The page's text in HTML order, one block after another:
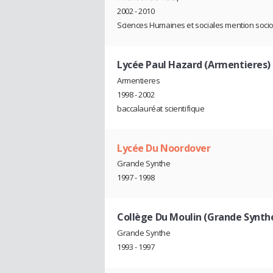
2002 - 2010
Sciences Humaines et sociales mention
Lycée Paul Hazard (Armentieres)
Armentieres
1998 - 2002
baccalauréat scientifique
Lycée Du Noordover
Grande Synthe
1997 - 1998
Collège Du Moulin (Grande
Grande Synthe
1993 - 1997